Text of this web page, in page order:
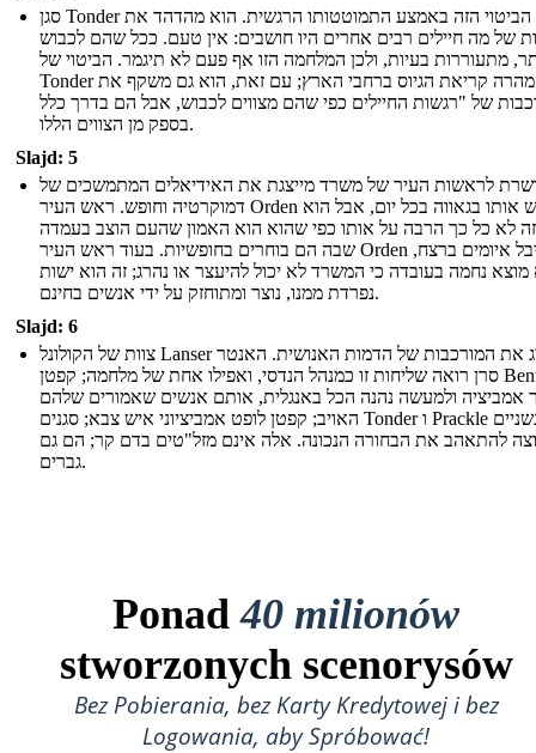
סגן Tonder מוציא הביטוי הזה באמצע התמוטטותו הרגשית. הוא מהדהד את
של מה חיילים רבים אחרים היו חושבים: אין טעם. ככל שהם לכבוש
מתעוררות בעיות, ולכן המלחמה הזו אף פעם לא תיגמר. הביטוי של
Tonder הופך מהרה קריאת הגיוס ברחבי הארץ; עם זאת, הוא גם משקף את
של "רגשות החיילים כפי שהם מצווים לכבוש, אבל הם בדרך כלל
בספק מן הצווים הללו.
Slajd: 5
לראשות העיר של משרד מייצגת את האידיאלים המתמשכים של
דמוקרטיה וחופש. ראש העיר Orden לובש אותו בגאווה בכל יום, אבל הוא
לא כל כך הרבה על אותו כפי שהוא הוא האמון שהעם הוצב בעמדה
שבה הם בוחרים בחופשיות. בעוד ראש העיר Orden הוא קיבל איומים ברצח,
מוצא נחמה בעובדה כי המשרד לא יכול להיעצר או נהרג; זה הוא ישות
נפרדת ממנו, נוצר ומתוחזק על ידי אנשים בחינם.
Slajd: 6
צוות של הקולונל Lanser מייצג את המורכבות של הדמות האנושית. האנטר
סרן רואה שליחות זו כמנהל הנדסי, ואפילו אחת של מלחמה; קפטן Bentick
אמביציה ולמעשה נהנה הכל באנגלית, אותם אנשים שאמורים שלהם
האויב; קפטן לופט אמביציוני איש צבא; סגנים Tonder ו Prackle הם רגשניים
להתאהב את הבחורה הנכונה. אלה אינם מזל"טים בדם קר; הם גם
גברים.
Ponad40 milionów
stworzonych scenorysów
Bez Pobierania, bez Karty Kredytowej i bez
Logowania, aby Spróbować!